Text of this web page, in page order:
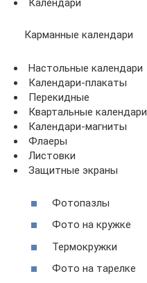
Календари
Карманные календари
Настольные календари
Календари-плакаты
Перекидные
Квартальные календари
Календари-магниты
Флаеры
Листовки
Защитные экраны
Фотопазлы
Фото на кружке
Термокружки
Фото на тарелке